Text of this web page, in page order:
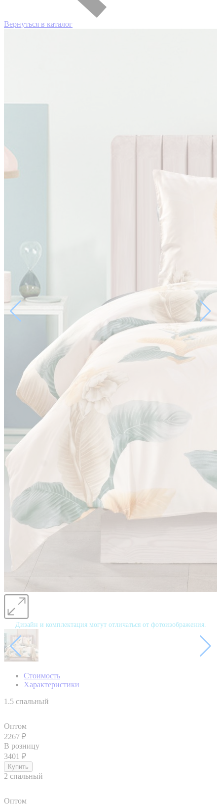
Вернуться в каталог
Дизайн и комплектация могут отличаться от фотоизображения.
Стоимость
Характеристики
1.5 спальный
Оптом
2267 ₽
В розницу
3401 ₽
2 спальный
Оптом